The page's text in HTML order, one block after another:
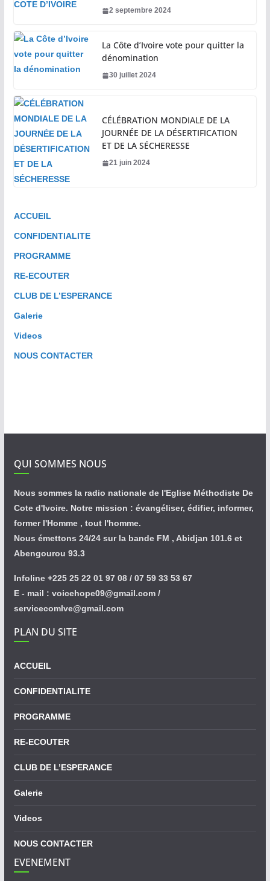
2 septembre 2024
La Côte d’Ivoire vote pour quitter la
dénomination
30 juillet 2024
CÉLÉBRATION MONDIALE DE LA
JOURNÉE DE LA DÉSERTIFICATION
ET DE LA SÉCHERESSE
21 juin 2024
ACCUEIL
CONFIDENTIALITE
PROGRAMME
RE-ECOUTER
CLUB DE L’ESPERANCE
Galerie
Videos
NOUS CONTACTER
QUI SOMMES NOUS
Nous sommes la radio nationale de l'Eglise Méthodiste De
Cote d'Ivoire. Notre mission : évangéliser, édifier, informer,
former l'Homme , tout l'homme.
Nous émettons 24/24 sur la bande FM , Abidjan 101.6 et
Abengourou 93.3
Infoline +225 25 22 01 97 08 / 07 59 33 53 67
E - mail : voicehope09@gmail.com /
servicecomlve@gmail.com
PLAN DU SITE
ACCUEIL
CONFIDENTIALITE
PROGRAMME
RE-ECOUTER
CLUB DE L’ESPERANCE
Galerie
Videos
NOUS CONTACTER
EVENEMENT